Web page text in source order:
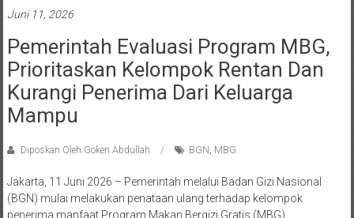
Juni 11, 2026
Pemerintah Evaluasi Program MBG,
Prioritaskan Kelompok Rentan Dan
Kurangi Penerima Dari Keluarga
Mampu
Diposkan Oleh:Goken Abdullah BGN , MBG
Jakarta, 11 Juni 2026 – Pemerintah melalui Badan Gizi Nasional
(BGN) mulai melakukan penataan ulang terhadap kelompok
penerima manfaat Program Makan Bergizi Gratis (MBG)